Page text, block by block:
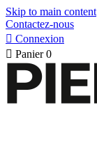
Skip to main content
Contactez-nous
 Connexion
 Panier 0